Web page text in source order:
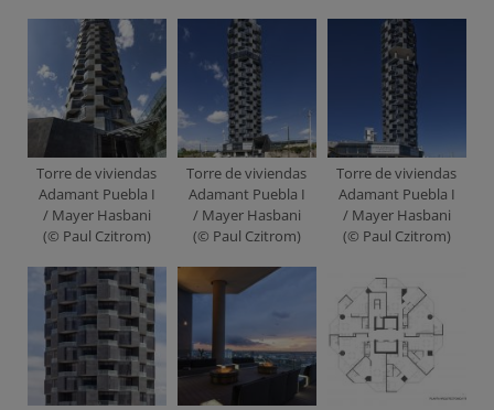
Torre de viviendas
Adamant Puebla I
/ Mayer Hasbani
(© Paul Czitrom)
Torre de viviendas
Adamant Puebla I
/ Mayer Hasbani
(© Paul Czitrom)
Torre de viviendas
Adamant Puebla I
/ Mayer Hasbani
(© Paul Czitrom)